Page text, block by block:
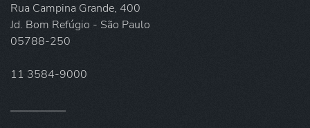
Rua Campina Grande, 400
Jd. Bom Refúgio - São Paulo
05788-250
11 3584-9000